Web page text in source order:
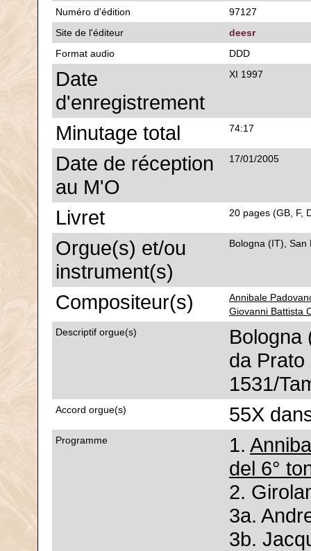
Numéro d'édition
97127
Site de l'éditeur
deesr
Format audio
DDD
Date
d'enregistrement
XI 1997
Minutage total 74:17
Date de réception
au M'O
17/01/2005
Livret 20 pages (GB, F,
Orgue(s) et/ou
instrument(s)
Bologna (IT), San
Compositeur(s)
Annibale
Giovanni Battista
Descriptif orgue(s)
Bologna
da
1531/
Accord orgue(s) 55X
Programme 1.
del 6°
2.
3a.
3b.